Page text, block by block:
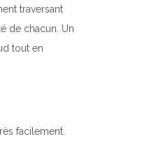
traversant
de chacun. Un
tout en
facilement.